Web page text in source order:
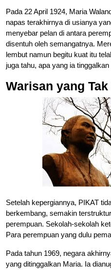
Pada 22 April 1924, Maria
napas terakhirnya di usianya
menyebar pelan di antara
disentuh oleh semangatnya.
lembut namun begitu kuat itu
juga tahu, apa yang ia
Warisan yang Tak
Setelah kepergiannya, PIKAT
berkembang, semakin
perempuan. Sekolah-sekolah
Para perempuan yang dulu
Pada tahun 1969, negara
yang ditinggalkan Maria. Ia